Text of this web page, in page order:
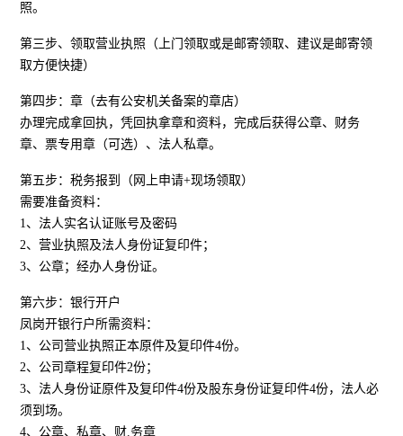
照。
第三步、领取营业执照（上门领取或是邮寄领取、建议是邮寄领
取方便快捷）
第四步：章（去有公安机关备案的章店）
办理完成拿回执，凭回执拿章和资料，完成后获得公章、财务
章、票专用章（可选）、法人私章。
第五步：税务报到（网上申请+现场领取）
需要准备资料：
1、法人实名认证账号及密码
2、营业执照及法人身份证复印件；
3、公章；经办人身份证。
第六步：银行开户
凤岗开银行户所需资料：
1、公司营业执照正本原件及复印件4份。
2、公司章程复印件2份；
3、法人身份证原件及复印件4份及股东身份证复印件4份，法人必
须到场。
4、公章、私章、财.务章